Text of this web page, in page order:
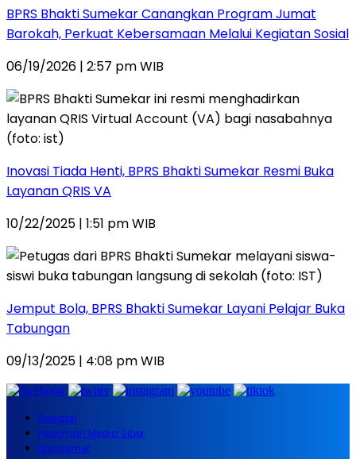
BPRS Bhakti Sumekar Canangkan Program Jumat
Barokah, Perkuat Kebersamaan Melalui Kegiatan Sosial
06/19/2026 | 2:57 pm WIB
Inovasi Tiada Henti, BPRS Bhakti Sumekar Resmi Buka
Layanan QRIS VA
10/22/2025 | 1:51 pm WIB
Jemput Bola, BPRS Bhakti Sumekar Layani Pelajar Buka
Tabungan
09/13/2025 | 4:08 pm WIB
Redaksi
Pedoman Media Siber
Disclaimer